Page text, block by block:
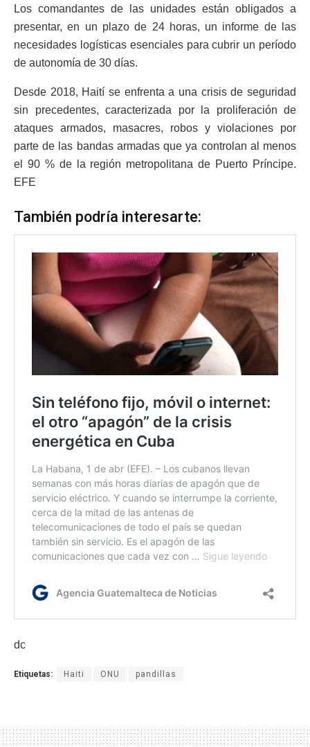
Los comandantes de las unidades están obligados a
presentar, en un plazo de 24 horas, un informe de las
necesidades logísticas esenciales para cubrir un período
de autonomía de 30 días.
Desde 2018, Haití se enfrenta a una crisis de seguridad
sin precedentes, caracterizada por la proliferación de
ataques armados, masacres, robos y violaciones por
parte de las bandas armadas que ya controlan al menos
el 90 % de la región metropolitana de Puerto Príncipe.
EFE
También podría interesarte:
dc
Etiquetas: Haiti ONU pandillas